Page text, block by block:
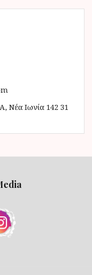
Νέα Ιωνία 142 31